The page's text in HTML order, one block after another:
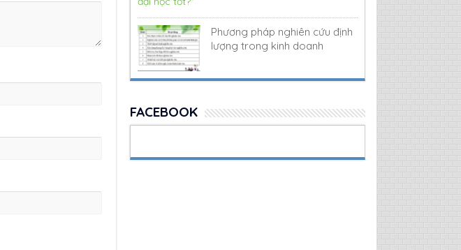
Phương pháp nghiên cứu định
lượng trong kinh doanh
FACEBOOK